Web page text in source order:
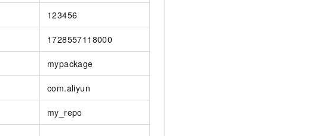
123456
1728557118000
mypackage
com.aliyun
my_repo